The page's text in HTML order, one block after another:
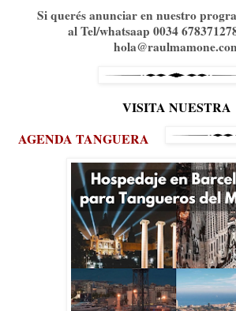
Si querés anunciar en nuestro
al Tel/whatsaap 0034
VISITA NUESTRA
AGENDA TANGUERA